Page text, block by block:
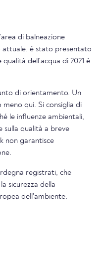
di balneazione
attuale. è stato presentato
dell'acqua di 2021 è
di orientamento. Un
qui. Si consiglia di
le influenze ambientali,
sulla qualità a breve
non garantisce
registrati, che
sicurezza della
dell'ambiente.